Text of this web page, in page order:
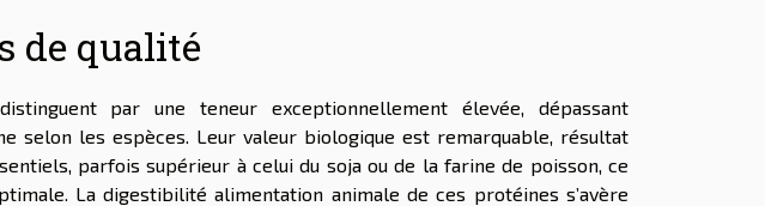
de qualité
par une teneur exceptionnellement élevée, dépassant
selon les espèces. Leur valeur biologique est remarquable, résultat
parfois supérieur à celui du soja ou de la farine de poisson, ce
La digestibilité alimentation animale de ces protéines s’avère